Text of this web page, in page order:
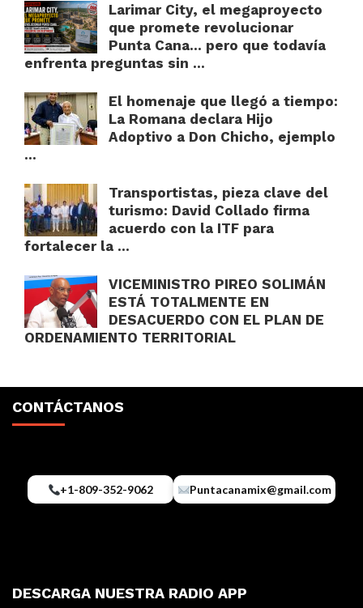
Larimar City, el megaproyecto
que promete revolucionar
Punta Cana… pero que todavía
enfrenta preguntas sin ...
El homenaje que llegó a tiempo:
La Romana declara Hijo
Adoptivo a Don Chicho, ejemplo
...
Transportistas, pieza clave del
turismo: David Collado firma
acuerdo con la ITF para
fortalecer la ...
VICEMINISTRO PIREO SOLIMÁN
ESTÁ TOTALMENTE EN
DESACUERDO CON EL PLAN DE
ORDENAMIENTO TERRITORIAL
CONTÁCTANOS
+1-809-352-9062 Puntacanamix@gmail.com
DESCARGA NUESTRA RADIO APP